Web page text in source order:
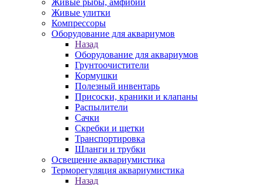
Живые рыбы, амфибии
Живые улитки
Компрессоры
Оборудование для аквариумов
Назад
Оборудование для аквариумов
Грунтоочистители
Кормушки
Полезный инвентарь
Присоски, краники и клапаны
Распылители
Сачки
Скребки и щетки
Транспортировка
Шланги и трубки
Освещение аквариумистика
Терморегуляция аквариумистика
Назад